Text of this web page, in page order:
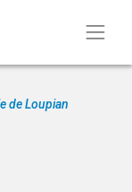
de Loupian